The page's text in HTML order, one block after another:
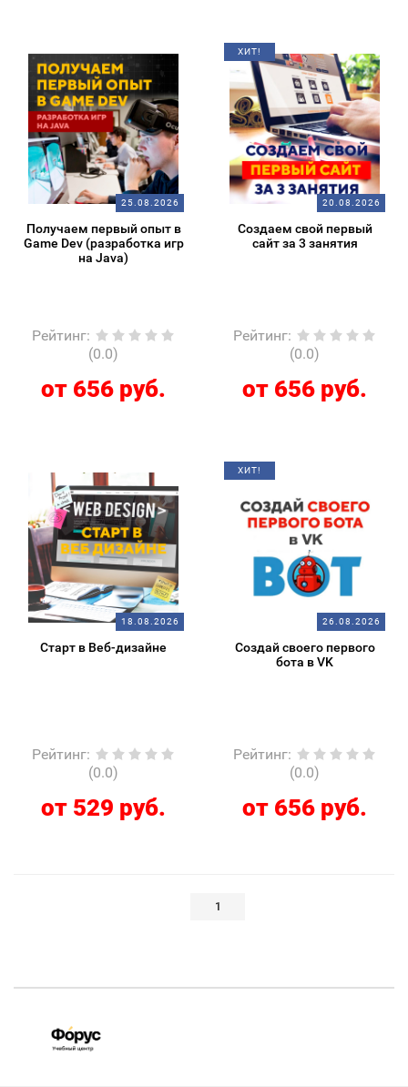
25.08.2026
Получаем первый опыт в
Game Dev (разработка игр
на Java)
Рейтинг:
(0.0)
от 656 руб.
ХИТ!
20.08.2026
Создаем свой первый
сайт за 3 занятия
Рейтинг:
(0.0)
от 656 руб.
18.08.2026
Старт в Веб-дизайне
Рейтинг:
(0.0)
от 529 руб.
ХИТ!
26.08.2026
Создай своего первого
бота в VK
Рейтинг:
(0.0)
от 656 руб.
1